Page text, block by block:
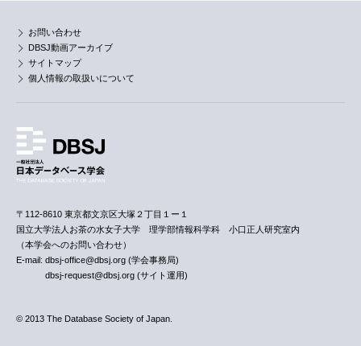
お問い合わせ
DBSJ動画アーカイブ
サイトマップ
個人情報の取扱いについて
〒112-8610 東京都文京区大塚２丁目１ー１
国立大学法人お茶の水女子大学 理学部情報科学科 小口正人研究室内
（本学会へのお問い合わせ）
E-mail: dbsj-office@dbsj.org (学会事務局)
dbsj-request@dbsj.org (サイト運用)
© 2013 The Database Society of Japan.